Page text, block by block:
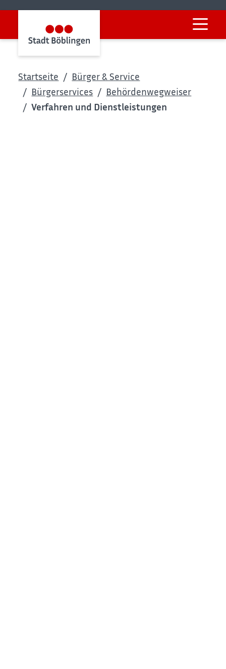
Startseite
Bürger & Service
Bürgerservices
Behördenwegweiser
Verfahren und Dienstleistungen